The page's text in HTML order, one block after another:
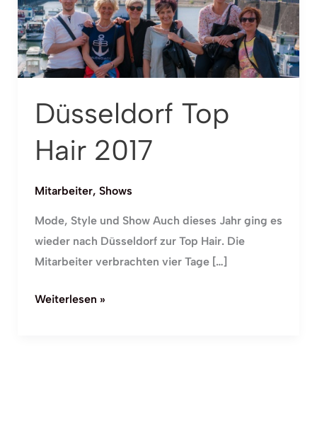
Düsseldorf Top
Hair 2017
Mitarbeiter, Shows
Mode, Style und Show Auch dieses Jahr ging es
wieder nach Düsseldorf zur Top Hair. Die
Mitarbeiter verbrachten vier Tage […]
Weiterlesen »